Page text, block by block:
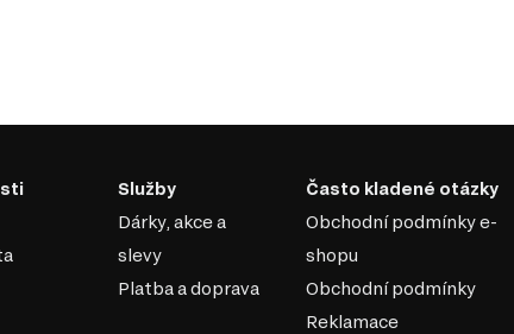
Služby
Dárky, akce a
slevy
Platba a doprava
Často kladené otázky
Obchodní podmínky e-
shopu
Obchodní podmínky
Reklamace